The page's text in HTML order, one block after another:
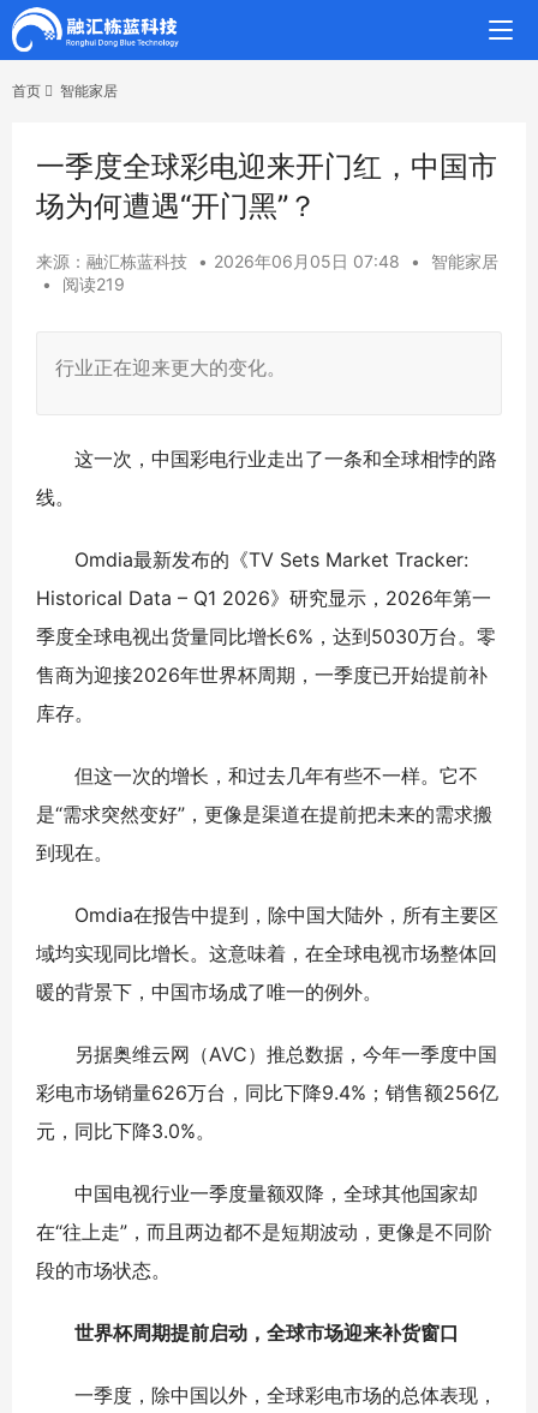
首页 智能家居
一季度全球彩电迎来开门红，中国市
场为何遭遇“开门黑”？
来源：融汇栋蓝科技 • 2026年06月05日 07:48 •
智能家居
•
阅读219
行业正在迎来更大的变化。
这一次，中国彩电行业走出了一条和全球相悖的路
线。
Omdia最新发布的《TV Sets Market Tracker:
Historical Data – Q1 2026》研究显示，2026年第一
季度全球电视出货量同比增长6%，达到5030万台。零
售商为迎接2026年世界杯周期，一季度已开始提前补
库存。
但这一次的增长，和过去几年有些不一样。它不
是“需求突然变好”，更像是渠道在提前把未来的需求搬
到现在。
Omdia在报告中提到，除中国大陆外，所有主要区
域均实现同比增长。这意味着，在全球电视市场整体回
暖的背景下，中国市场成了唯一的例外。
另据奥维云网（AVC）推总数据，今年一季度中国
彩电市场销量626万台，同比下降9.4%；销售额256亿
元，同比下降3.0%。
中国电视行业一季度量额双降，全球其他国家却
在“往上走”，而且两边都不是短期波动，更像是不同阶
段的市场状态。
世界杯周期提前启动，全球市场迎来补货窗口
一季度，除中国以外，全球彩电市场的总体表现，